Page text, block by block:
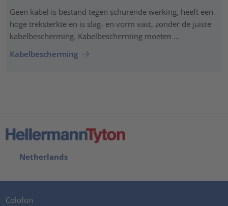
Geen kabel is bestand tegen schurende werking, heeft een
hoge treksterkte en is slag- en vorm vast, zonder de juiste
kabelbescherming. Kabelbescherming moeten ...
Kabelbescherming
Netherlands
Colofon